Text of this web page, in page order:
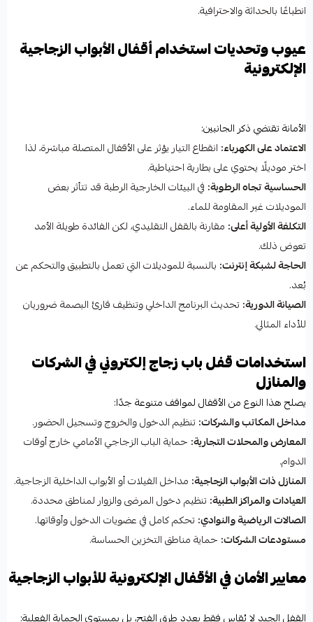
انطباعًا بالحداثة والاحترافية.
عيوب وتحديات استخدام أقفال الأبواب الزجاجية
الإلكترونية
الأمانة تقتضي ذكر الجانبين:
الاعتماد على الكهرباء: انقطاع التيار يؤثر على الأقفال المتصلة مباشرة، لذا
اختر موديلًا يحتوي على بطارية احتياطية.
الحساسية تجاه الرطوبة: في البيئات الخارجية الرطبة قد تتأثر بعض
الموديلات غير المقاومة للماء.
التكلفة الأولية أعلى: مقارنة بالقفل التقليدي، لكن الفائدة طويلة الأمد
تعوض ذلك.
الحاجة لشبكة إنترنت: بالنسبة للموديلات التي تعمل بالتطبيق والتحكم عن
بُعد.
الصيانة الدورية:تحديث البرنامج الداخلي وتنظيف قارئ البصمة ضروريان
للأداء المثالي.
استخدامات قفل باب زجاج إلكتروني في الشركات
والمنازل
يصلح هذا النوع من الأقفال لمواقف متنوعة جدًا:
مداخل المكاتب والشركات:تنظيم الدخول والخروج وتسجيل الحضور.
المعارض والمحلات التجارية: حماية الباب الزجاجي الأمامي خارج أوقات
الدوام.
المنازل ذات الأبواب الزجاجية: مداخل الفيلات أو الأبواب الداخلية الزجاجية.
العيادات والمراكز الطبية:تنظيم دخول المرضى والزوار لمناطق محددة.
الصالات الرياضية والنوادي:تحكم كامل في عضويات الدخول وأوقاتها.
مستودعات الشركات: حماية مناطق التخزين الحساسة.
معايير الأمان في الأقفال الإلكترونية للأبواب الزجاجية
القفل الجيد لا يُقاس فقط بعدد طرق الفتح، بل بمستوى الحماية الفعلية: